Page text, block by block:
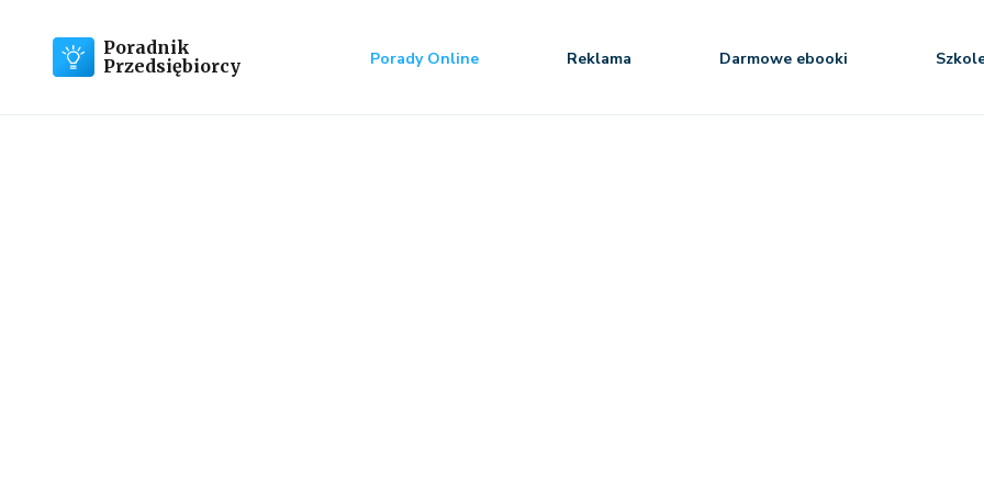
Poradnik
Przedsiębiorcy
Porady Online Reklama Darmowe ebooki